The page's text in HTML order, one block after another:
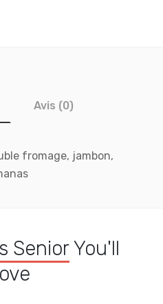
Avis (0)
fromage, jambon,
Senior You'll